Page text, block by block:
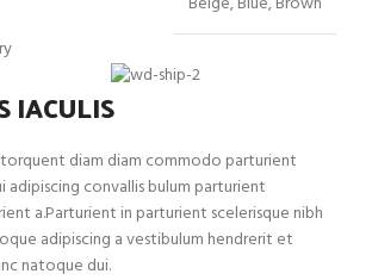
IACULIS
diam diam commodo parturient
adipiscing convallis bulum parturient
a.Parturient in parturient scelerisque nibh
adipiscing a vestibulum hendrerit et
natoque dui.